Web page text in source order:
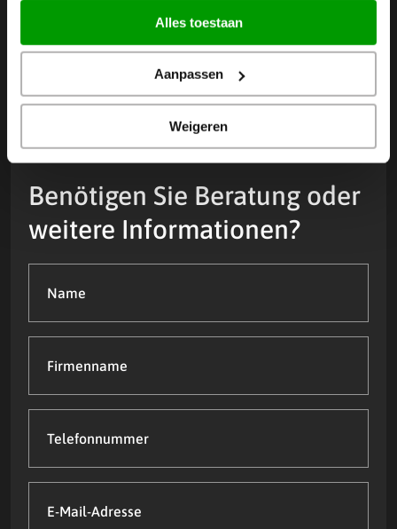
Alles toestaan
Aanpassen
Weigeren
Benötigen Sie Beratung oder
weitere Informationen?
(Required)
Mail-